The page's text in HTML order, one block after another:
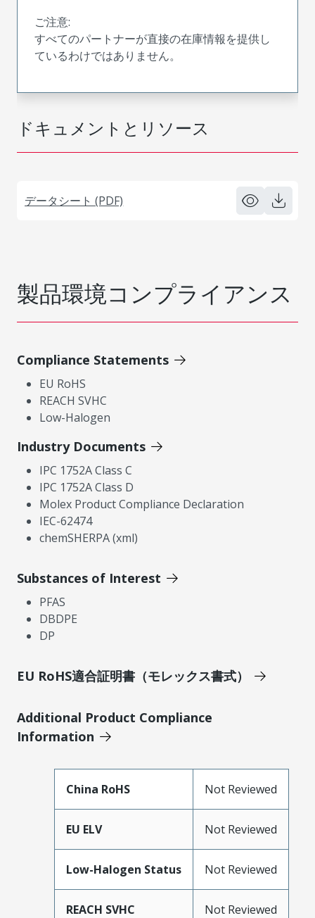
ドキュメントとリソース
データシート (PDF)
ご注意:
すべてのパートナーが直接の在庫情報を提供し
ているわけではありません。
製品環境コンプライアンス
Compliance Statements
EU RoHS
REACH SVHC
Low-Halogen
Industry Documents
IPC 1752A Class C
IPC 1752A Class D
Molex Product Compliance Declaration
IEC-62474
chemSHERPA (xml)
Substances of Interest
PFAS
DBDPE
DP
EU RoHS適合証明書（モレックス書式）
Additional Product Compliance
Information
China RoHS Not Reviewed
EU ELV Not Reviewed
Low-Halogen Status Not Reviewed
REACH SVHC Not Reviewed